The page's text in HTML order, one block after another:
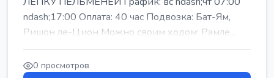
ndash;17:00 Оплата: 40 час Подвозка: Бат-Ям,
Ришон ле-Цион Можно своим ходом: Рамле...
0 просмотров